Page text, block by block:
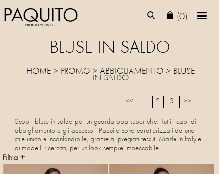
(0)
BLUSE IN SALDO
HOME> PROMO> ABBIGLIAMENTO > BLUSE
IN SALDO
<< 2 3 >>
Scopri bluse in saldo per un guardaroba super chic. Tutti i capi di
abbigliamento e gli accessori Paquito sono caratterizzati da uno
stile unico e inconfondibile, grazie ai pregiati tessuti Made in Italy e
ai modelli ricercati, per un look sempre impeccabile.
Filtra +